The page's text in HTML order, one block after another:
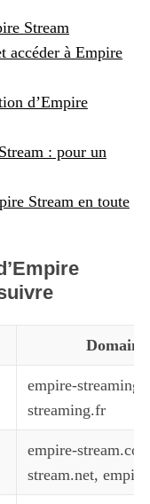
Stream
accéder à Empire
d’Empire
: pour un
Stream en toute
empire-
streaming.fr
empire-
stream.net,